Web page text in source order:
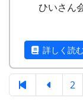
ひいさん
詳しく読
2